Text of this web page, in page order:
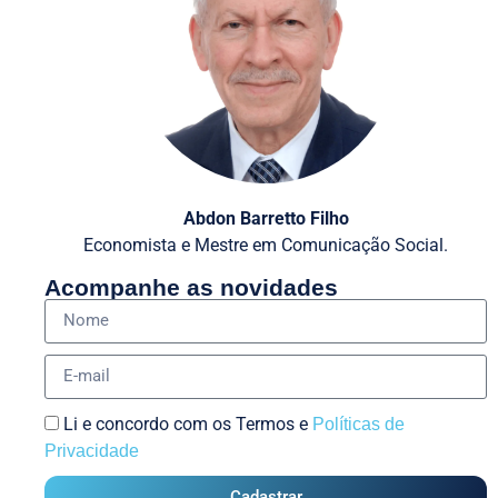
Abdon Barretto Filho
Economista e Mestre em Comunicação Social.
Acompanhe as novidades
Li e concordo com os Termos e Políticas de
Privacidade